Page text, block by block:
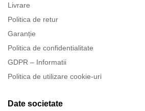
Livrare
Politica de retur
Garanție
Politica de confidentialitate
GDPR – Informatii
Politica de utilizare cookie-uri
Date societate